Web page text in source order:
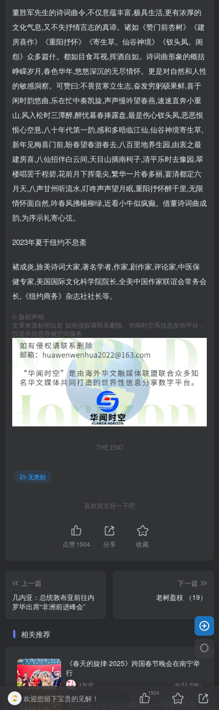
董胜军先生的诗词曲令,不仅意蕴丰富,极具生活,更有浓厚的
文化气息,又不失抒情言志的真谛。诸如《赞门前杏树》《建
房喜作》《重阳抒怀》《寄生草。仙谷神境》《钗头凤。闺
怨》众多篇什。都如目食耳视,挥酒自如。诗词曲形象的概括
峥嵘岁月,春色华年,悠悠深沉的无尽情怀。更是对自然和人性
的敏感洞察。可赞曰:不畏贫寒立生志,奋发穷躬硕果鲜,喜于
闲时韵悠曲,乐在忙中奏凯旋,声声慢吟望春燕,速速直奔小重
山,风入松时三潭醉,醉忧暮春捧露盘,最是伤心钗头凤,恶恶恨
恨心空悬,八十年代第一韵,感和多晤临江仙,仙谷神境寄生草,
新年见梅喜门前,盼春望春游春去,八百里地养生园,由衷之最
建房喜,八仙招伴白云间,天目山摘南柯子,清平乐时去豫园,翠
楼唱罢千程碧,花前月下挥毫尖,繁华一片春多丽,宴清都定六
月天,八声甘州听流水,叮咚声声望月眠,重阳抒怀醉千里,无限
情怀面自然,吟春风拂楊柳绿,近看小牛似疯癫。借董诗词曲成
韵,为序示礼寄心弦。
2023年夏于纽约不息斋
褚成炎,旅美诗词大家,著名学者,作家,剧作家,评论家,中医保
健专家,美国国际文化科学院院长,全美中国作家联谊会常务会
长,《纽约商务》杂志社社长等。
© 版权声明
文章来源标明出处 如有侵权请联系删除。华闻时空系信息发布平台，
仅提供信息存储空间服务
THE END
无类别
喜欢就支持一下吧
点赞1504 分享 收藏
上一篇
几内亚：总统敦布亚前往内
罗毕出席“非洲前进峰会”
下一篇
老树盈枝 （19）
相关推荐
《春天的旋律·2025》跨国春节晚会在南宁举
行
1年前 51.5W+
魂归故里丨古宅沧海难为水——远去的乡愁
欢迎您留下宝贵的见解！
1504